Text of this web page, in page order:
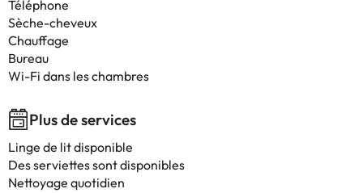
Téléphone
Sèche-cheveux
Chauffage
Bureau
Wi-Fi dans les chambres
Plus de services
Linge de lit disponible
Des serviettes sont disponibles
Nettoyage quotidien